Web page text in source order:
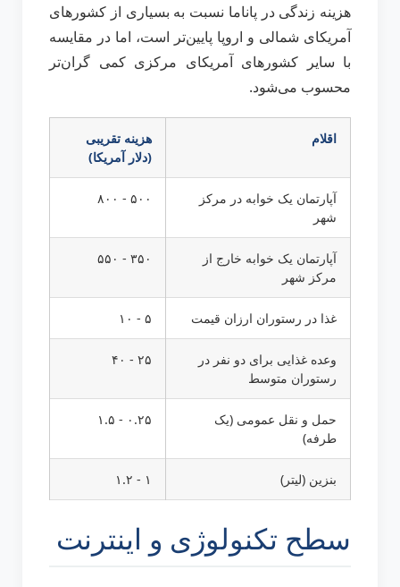
هزینه زندگی در پاناما نسبت به بسیاری از کشورهای
آمریکای شمالی و اروپا پایین‌تر است، اما در مقایسه
با سایر کشورهای آمریکای مرکزی کمی گران‌تر
محسوب می‌شود.
اقلام
هزینه تقریبی
(دلار آمریکا)
آپارتمان یک خوابه در مرکز
شهر
۵۰۰ - ۸۰۰
آپارتمان یک خوابه خارج از
مرکز شهر
۳۵۰ - ۵۵۰
غذا در رستوران ارزان قیمت ۵ - ۱۰
وعده غذایی برای دو نفر در
رستوران متوسط
۲۵ - ۴۰
حمل و نقل عمومی (یک
طرفه)
۰.۲۵ - ۱.۵
بنزین (لیتر) ۱ - ۱.۲
سطح تکنولوژی و اینترنت